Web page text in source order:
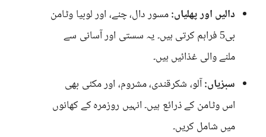
دالیں اور پھلیاں:مسور دال، چنے، اور لوبیا وٹامن
بی5 فراہم کرتی ہیں۔ یہ سستی اور آسانی سے
ملنے والی غذائیں ہیں۔
سبزیاں:آلو، شکرقندی، مشروم، اور مکئی بھی
اس وٹامن کے ذرائع ہیں۔ انہیں روزمرہ کے کھانوں
میں شامل کریں۔